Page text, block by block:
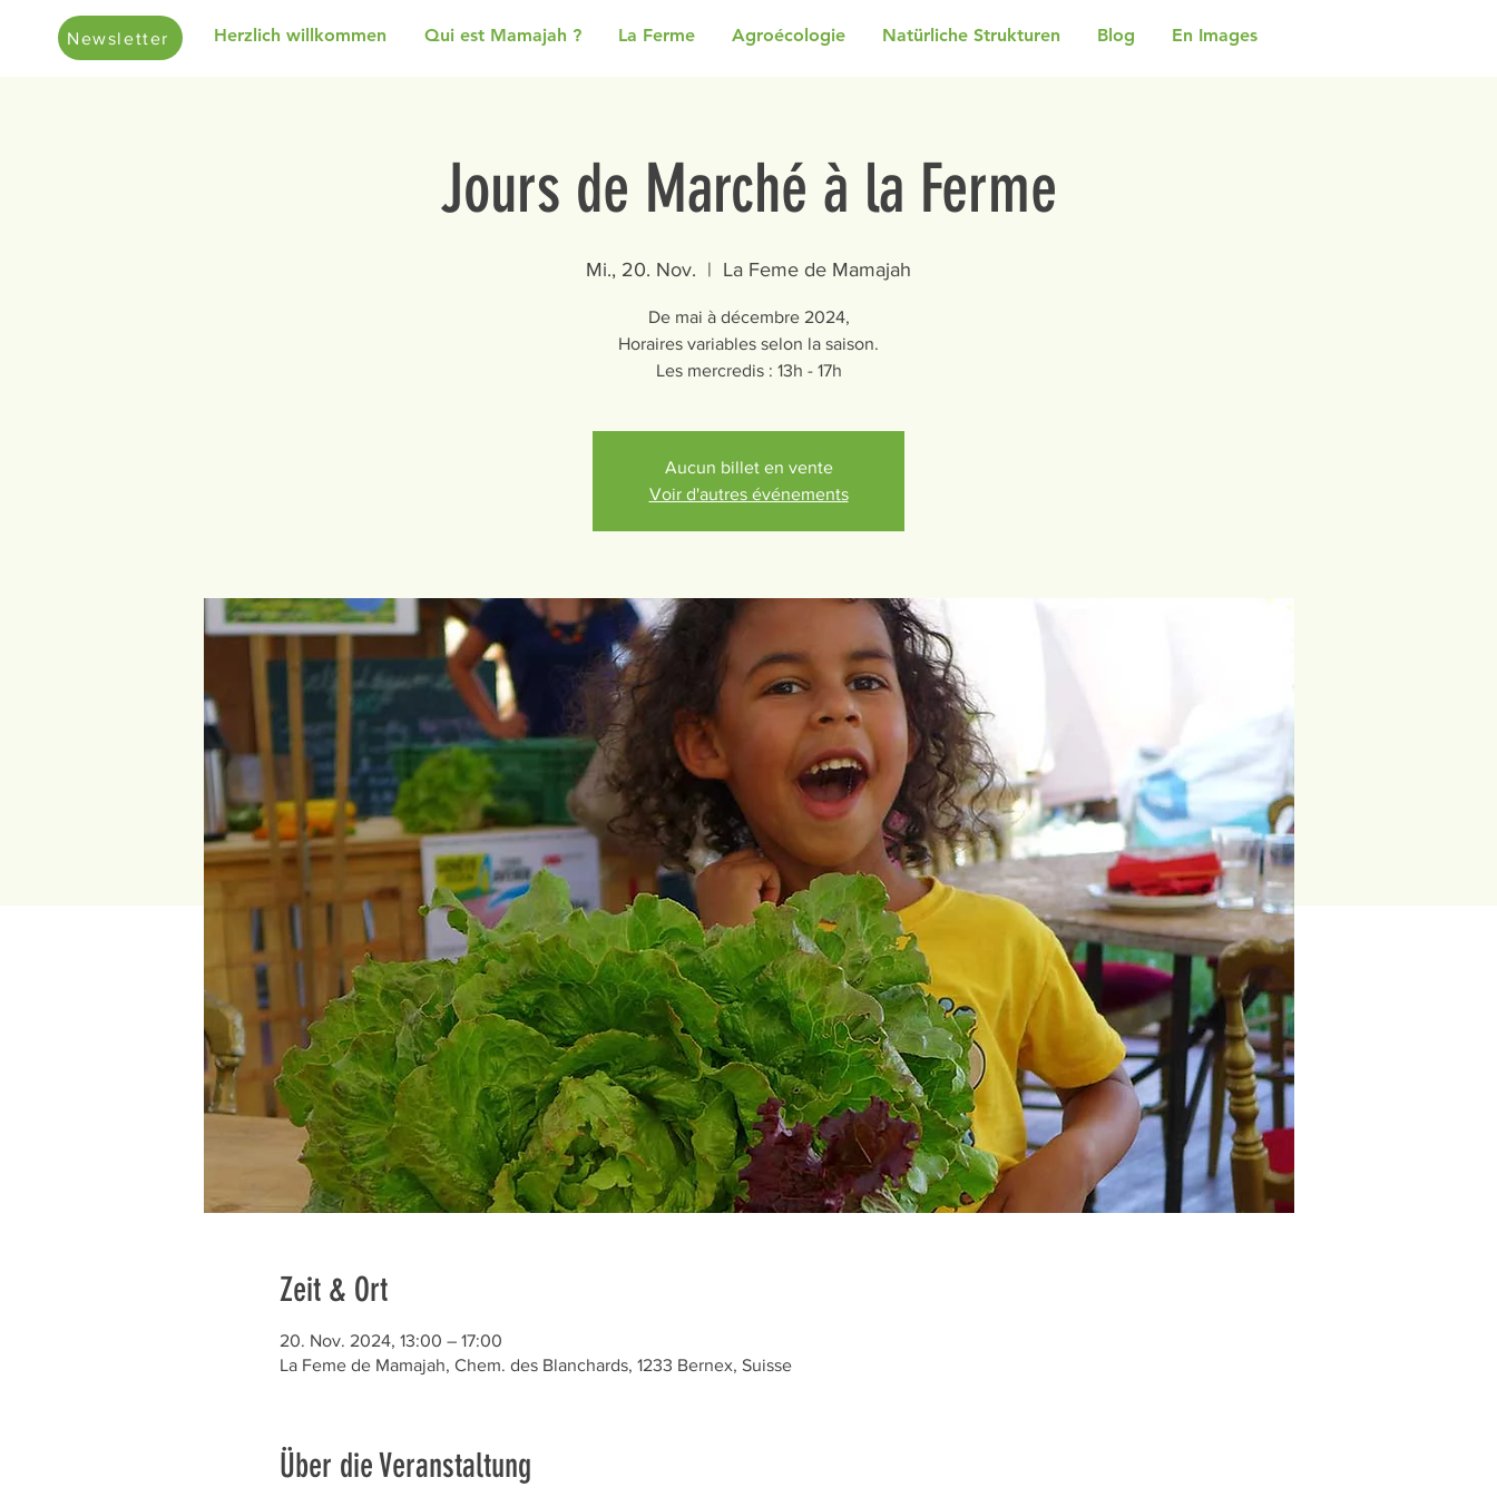
Newsletter Herzlich willkommen Qui est Mamajah ? La Ferme Agroécologie Natürliche Strukturen Blog En Images
Jours de Marché à la Ferme
Mi., 20. Nov.
  |
La Feme de Mamajah
De mai à décembre 2024,
Horaires variables selon la saison.
Les mercredis : 13h - 17h
Aucun billet en vente
Voir d'autres événements
Zeit & Ort
20. Nov. 2024, 13:00 – 17:00
La Feme de Mamajah, Chem. des Blanchards, 1233 Bernex, Suisse
Über die Veranstaltung